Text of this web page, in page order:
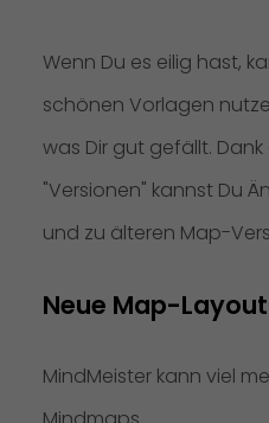
Wenn Du es eilig hast,
schönen Vorlagen
was Dir gut gefällt.
"Versionen" kannst Du
und zu älteren Map-
Neue Map-
MindMeister kann viel